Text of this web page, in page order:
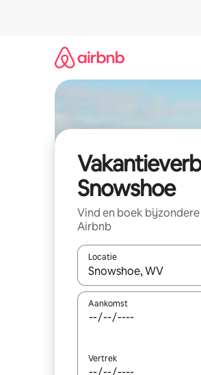
Snowshoe
Vind en boek
Airbnb
Locatie
Wanneer er resultaten
Aankomst
Vertrek